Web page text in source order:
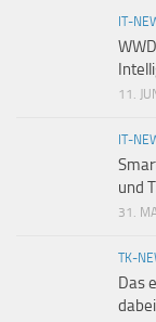
IT-
11.
IT-
und
31.
TK-
Das